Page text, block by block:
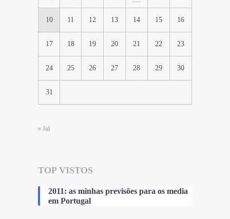
10 11 12 13 14 15 16
17 18 19 20 21 22 23
24 25 26 27 28 29 30
31
« Jul
TOP VISTOS
2011: as minhas previsões para os media
em Portugal